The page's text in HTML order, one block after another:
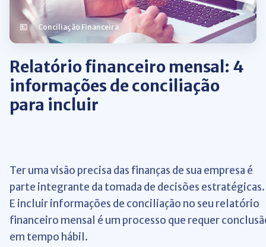
Conciliação Financeira
Relatório financeiro mensal: 4
informações de conciliação
para incluir
Ter uma visão precisa das finanças de sua empresa é
parte integrante da tomada de decisões estratégicas.
E incluir informações de conciliação no seu relatório
financeiro mensal é um processo que requer
em tempo hábil.